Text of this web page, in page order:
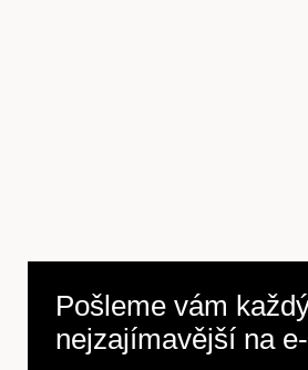
Pošleme vám
nejzajímavější na